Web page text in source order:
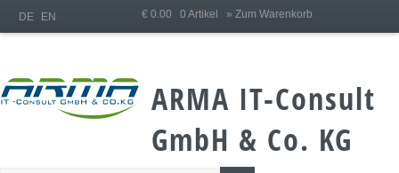
€ 0.00 0 Artikel » Zum Warenkorb
DE EN
ARMA IT-Consult
GmbH & Co. KG